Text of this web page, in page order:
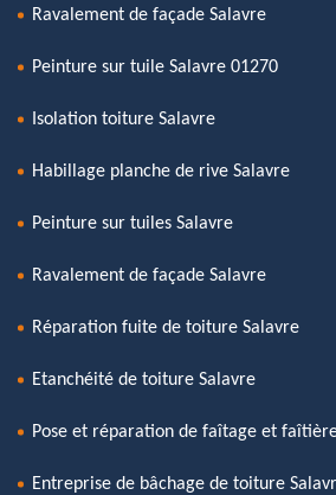
Ravalement de façade Salavre
Peinture sur tuile Salavre 01270
Isolation toiture Salavre
Habillage planche de rive Salavre
Peinture sur tuiles Salavre
Ravalement de façade Salavre
Réparation fuite de toiture Salavre
Etanchéité de toiture Salavre
Pose et réparation de faîtage et
Entreprise de bâchage de toiture